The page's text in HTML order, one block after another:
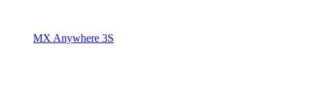
MX Anywhere 3S